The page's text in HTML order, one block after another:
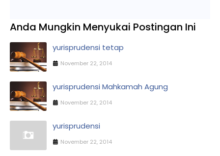
Anda Mungkin Menyukai Postingan Ini
yurisprudensi tetap
November 22, 2014
yurisprudensi Mahkamah Agung
November 22, 2014
yurisprudensi
November 22, 2014